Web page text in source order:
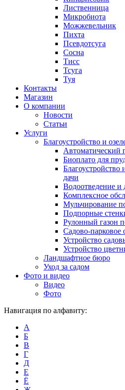
Лиственница
Микробиота
Можжевельник
Пихта
Псевдотсуга
Сосна
Тисс
Тсуга
Туя
Контакты
Магазин
О компании
Новости
Статьи
Услуги
Благоустройство и
Автоматический
Биоплато для
Благоустройство
дачи
Водоотведение и
Комплексное
Мульчирование
Подпорные
Рулонный газон
Садово-парковое
Устройство
Устройство
Ландшафтное бюро
Уход за садом
Фото и видео
Видео
Фото
Навигация по алфавиту:
А
Б
В
Г
Д
Е
Ё